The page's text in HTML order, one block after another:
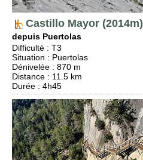
Castillo Mayor (2014m)
depuis Puertolas
Difficulté : T3
Situation : Puertolas
Dénivelée : 870 m
Distance : 11.5 km
Durée : 4h45